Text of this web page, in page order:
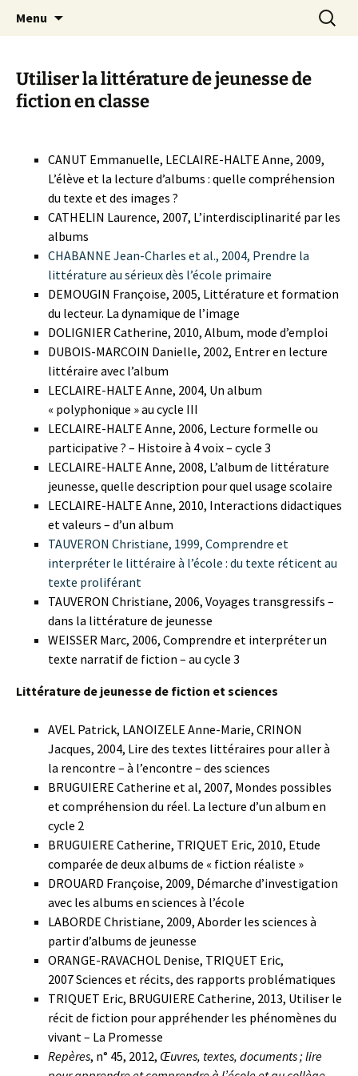
Pour apprendre la géographie
Matériaux théoriques et concrets pour
apprendre la géographie
Menu
Utiliser la littérature de jeunesse de
fiction en classe
CANUT Emmanuelle, LECLAIRE-HALTE Anne, 2009,
L’élève et la lecture d’albums : quelle compréhension
du texte et des images ?
CATHELIN Laurence, 2007, L’interdisciplinarité par les
albums
CHABANNE Jean-Charles et al., 2004, Prendre la
littérature au sérieux dès l’école primaire
DEMOUGIN Françoise, 2005, Littérature et formation
du lecteur. La dynamique de l’image
DOLIGNIER Catherine, 2010, Album, mode d’emploi
DUBOIS-MARCOIN Danielle, 2002, Entrer en lecture
littéraire avec l’album
LECLAIRE-HALTE Anne, 2004, Un album
« polyphonique » au cycle III
LECLAIRE-HALTE Anne, 2006, Lecture formelle ou
participative ? – Histoire à 4 voix – cycle 3
LECLAIRE-HALTE Anne, 2008, L’album de littérature
jeunesse, quelle description pour quel usage scolaire
LECLAIRE-HALTE Anne, 2010, Interactions didactiques
et valeurs – d’un album
TAUVERON Christiane, 1999, Comprendre et
interpréter le littéraire à l’école : du texte réticent au
texte proliférant
TAUVERON Christiane, 2006, Voyages transgressifs –
dans la littérature de jeunesse
WEISSER Marc, 2006, Comprendre et interpréter un
texte narratif de fiction – au cycle 3
Littérature de jeunesse de fiction et sciences
AVEL Patrick, LANOIZELE Anne-Marie, CRINON
Jacques, 2004, Lire des textes littéraires pour aller à
la rencontre – à l’encontre – des sciences
BRUGUIERE Catherine et al, 2007, Mondes possibles
et compréhension du réel. La lecture d’un album en
cycle 2
BRUGUIERE Catherine, TRIQUET Eric, 2010, Etude
comparée de deux albums de « fiction réaliste »
DROUARD Françoise, 2009, Démarche d’investigation
avec les albums en sciences à l’école
LABORDE Christiane, 2009, Aborder les sciences à
partir d’albums de jeunesse
ORANGE-RAVACHOL Denise, TRIQUET Eric,
2007 Sciences et récits, des rapports problématiques
TRIQUET Eric, BRUGUIERE Catherine, 2013, Utiliser le
récit de fiction pour appréhender les phénomènes du
vivant – La Promesse
Repères, n° 45, 2012, Œuvres, textes, documents ; lire